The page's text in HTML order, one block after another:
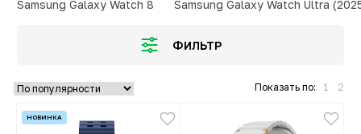
Samsung Galaxy Watch 8 Samsung Galaxy Watch Ultra
ФИЛЬТР
Показать по: 1 2
НОВИНКА